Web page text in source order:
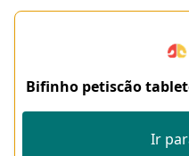
Bifinho petiscão
Ir